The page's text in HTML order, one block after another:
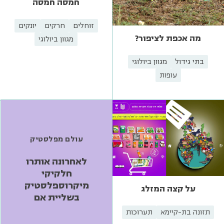
מה אכפת לציפור?
בתי גידול
מגוון ביולוגי
עופות
זוחלים חרקים
יונקים
מגוון ביולוגי
על קצה המזלג
תזונה בת-קיימא תערוכות
עולם מפלסטיק
לאחרונה אותרו
חלקיקי
מיקרוספלסטיק
בשליית אם